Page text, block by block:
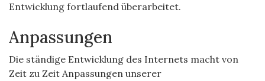
Entwicklung fortlaufend überarbeitet.
Anpassungen
Die ständige Entwicklung des Internets macht von
Zeit zu Zeit Anpassungen unserer